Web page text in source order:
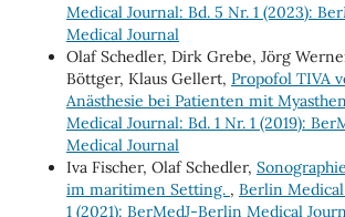
Medical Journal: Bd. 5 Nr. 1 (2023):
Medical Journal
Olaf Schedler, Dirk Grebe, Jörg
Böttger, Klaus Gellert, Propofol TIVA
Anästhesie bei Patienten mit
Medical Journal: Bd. 1 Nr. 1 (2019):
Medical Journal
Iva Fischer, Olaf Schedler,
im maritimen Setting. , Berlin
1 (2021): BerMedJ-Berlin Medical